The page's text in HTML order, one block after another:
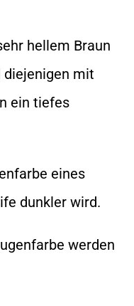
hellem Braun
diejenigen mit
ein tiefes
eines
dunkler wird.
werden